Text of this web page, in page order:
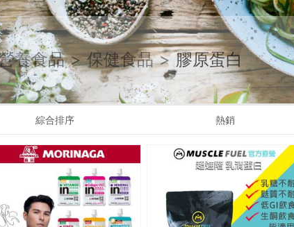
養食品 > 保健食品 > 膠原蛋白
綜合排序 熱銷